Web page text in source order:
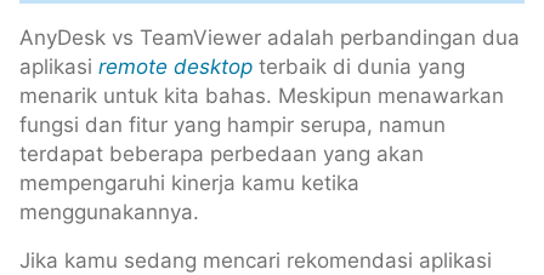
AnyDesk vs TeamViewer adalah perbandingan dua
aplikasi remote desktop terbaik di dunia yang
menarik untuk kita bahas. Meskipun menawarkan
fungsi dan fitur yang hampir serupa, namun
terdapat beberapa perbedaan yang akan
mempengaruhi kinerja kamu ketika
menggunakannya.
Jika kamu sedang mencari rekomendasi aplikasi